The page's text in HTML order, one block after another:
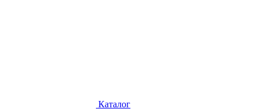
Каталог